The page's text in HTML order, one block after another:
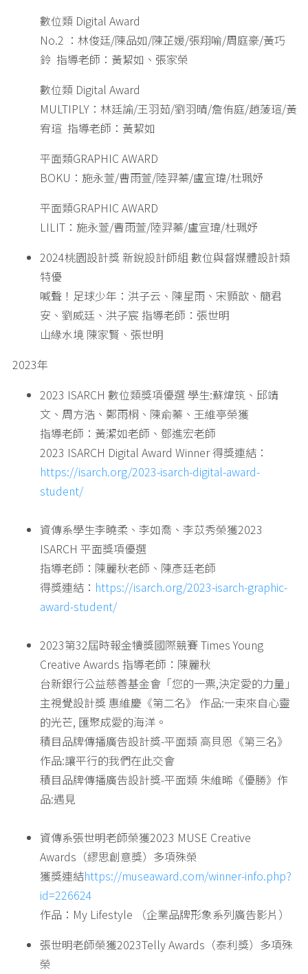
數位類 Digital Award
No.2 ：林俊廷/陳品如/陳芷媛/張翔喻/周庭豪/黃巧
鈴 指導老師：黃絜如、張家榮
數位類 Digital Award
MULTIPLY：林廷諭/王羽茹/劉羽晴/詹侑庭/趙蔆瑄/黃
宥瑄 指導老師：黃絜如
平面類GRAPHIC AWARD
BOKU：施永萱/曹雨萱/陸羿蓁/盧宣瑋/杜珮妤
平面類GRAPHIC AWARD
LILIT：施永萱/曹雨萱/陸羿蓁/盧宣瑋/杜珮妤
2024桃園設計獎 新銳設計師組 數位與督媒體設計類
特優
喊聲！足球少年：洪子云、陳星雨、宋顥歆、簡君
安、劉威廷、洪子宸 指導老師：張世明
山緣水境 陳家賢、張世明
2023年
2023 ISARCH 數位類獎項優選 學生:蘇煒筑、邱靖
文、周方浩、鄭雨桐、陳俞蓁、王維亭榮獲
指導老師：黃潔如老師、鄧進宏老師
2023 ISARCH Digital Award Winner 得獎連結：
https://isarch.org/2023-isarch-digital-award-
student/
資傳系學生李曉柔、李如喬、李苡秀榮獲2023
ISARCH 平面獎項優選
指導老師：陳麗秋老師、陳彥廷老師
得獎連結： https://isarch.org/2023-isarch-graphic-
award-student/
2023第32屆時報金犢獎國際競賽 Times Young
Creative Awards 指導老師：陳麗秋
台新銀行公益慈善基金會「您的一票,決定愛的力量」
主視覺設計獎 惠維慶《第二名》 作品:一束來自心靈
的光芒, 匯聚成愛的海洋。
積目品牌傳播廣告設計獎-平面類 高貝恩《第三名》
作品:讓平行的我們在此交會
積目品牌傳播廣告設計獎-平面類 朱維晞《優勝》作
品:遇見
資傳系張世明老師榮獲2023 MUSE Creative
Awards（繆思創意獎）多項殊榮
獲獎連結https://museaward.com/winner-info.php?
id=226624
作品：My Lifestyle （企業品牌形象系列廣告影片）
張世明老師榮獲2023Telly Awards（泰利獎）多項殊
榮